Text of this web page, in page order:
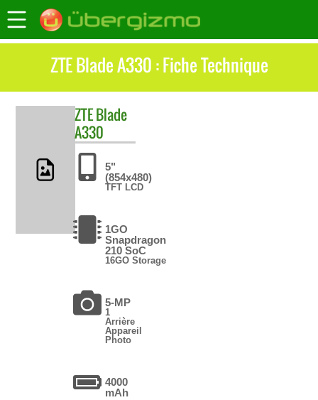
ZTE Blade A330 : Fiche Technique
ZTEBlade
A330
5"
(854x480)
TFT LCD
1GO
Snapdragon
210 SoC
16GO Storage
5-MP
1
Arrière
Appareil
Photo
4000
mAh